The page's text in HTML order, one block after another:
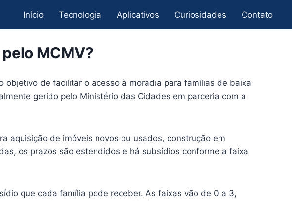
Início Tecnologia Aplicativos Curiosidades Contato
MCMV?
objetivo de facilitar o acesso à moradia para famílias de baixa
gerido pelo Ministério das Cidades em parceria com a
aquisição de imóveis novos ou usados, construção em
os prazos são estendidos e há subsídios conforme a faixa
que cada família pode receber. As faixas vão de 0 a 3,